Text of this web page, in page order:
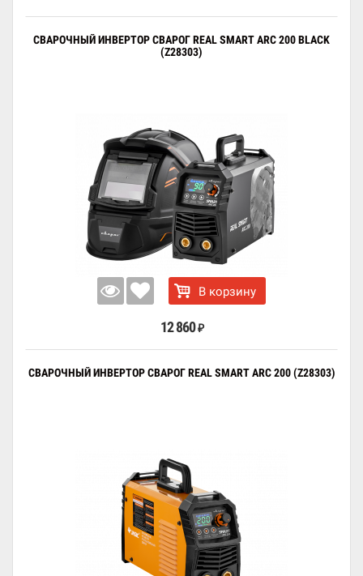
СВАРОЧНЫЙ ИНВЕРТОР СВАРОГ REAL SMART ARC 200 BLACK
(Z28303)
В корзину
12 860 ₽
СВАРОЧНЫЙ ИНВЕРТОР СВАРОГ REAL SMART ARC 200 (Z28303)